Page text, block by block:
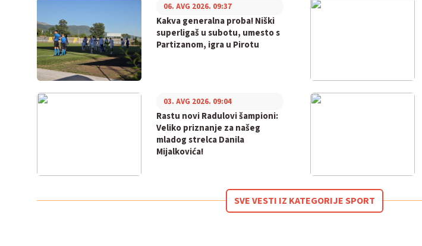
Kakva generalna proba! Niški
superligaš u subotu, umesto s
Partizanom, igra u Pirotu
06. AVG 2026. 09:37
Rastu novi Radulovi šampioni:
Veliko priznanje za našeg
mladog strelca Danila
Mijalkovića!
03. AVG 2026. 09:04
SVE VESTI IZ KATEGORIJE SPORT